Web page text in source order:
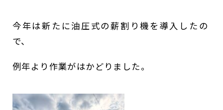
今年は新たに油圧式の薪割り機を導入したの
で、
例年より作業がはかどりました。